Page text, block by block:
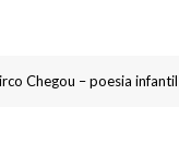
Chegou – poesia infantil